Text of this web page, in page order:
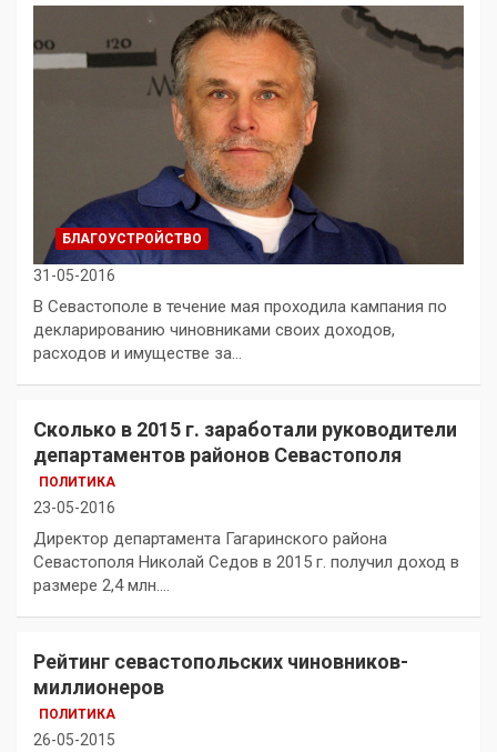
БЛАГОУСТРОЙСТВО
31-05-2016
В Севастополе в течение мая проходила кампания по
декларированию чиновниками своих доходов,
расходов и имуществе за…
Сколько в 2015 г. заработали руководители
департаментов районов Севастополя
ПОЛИТИКА
23-05-2016
Директор департамента Гагаринского района
Севастополя Николай Седов в 2015 г. получил доход в
размере 2,4 млн.…
Рейтинг севастопольских чиновников-
миллионеров
ПОЛИТИКА
26-05-2015